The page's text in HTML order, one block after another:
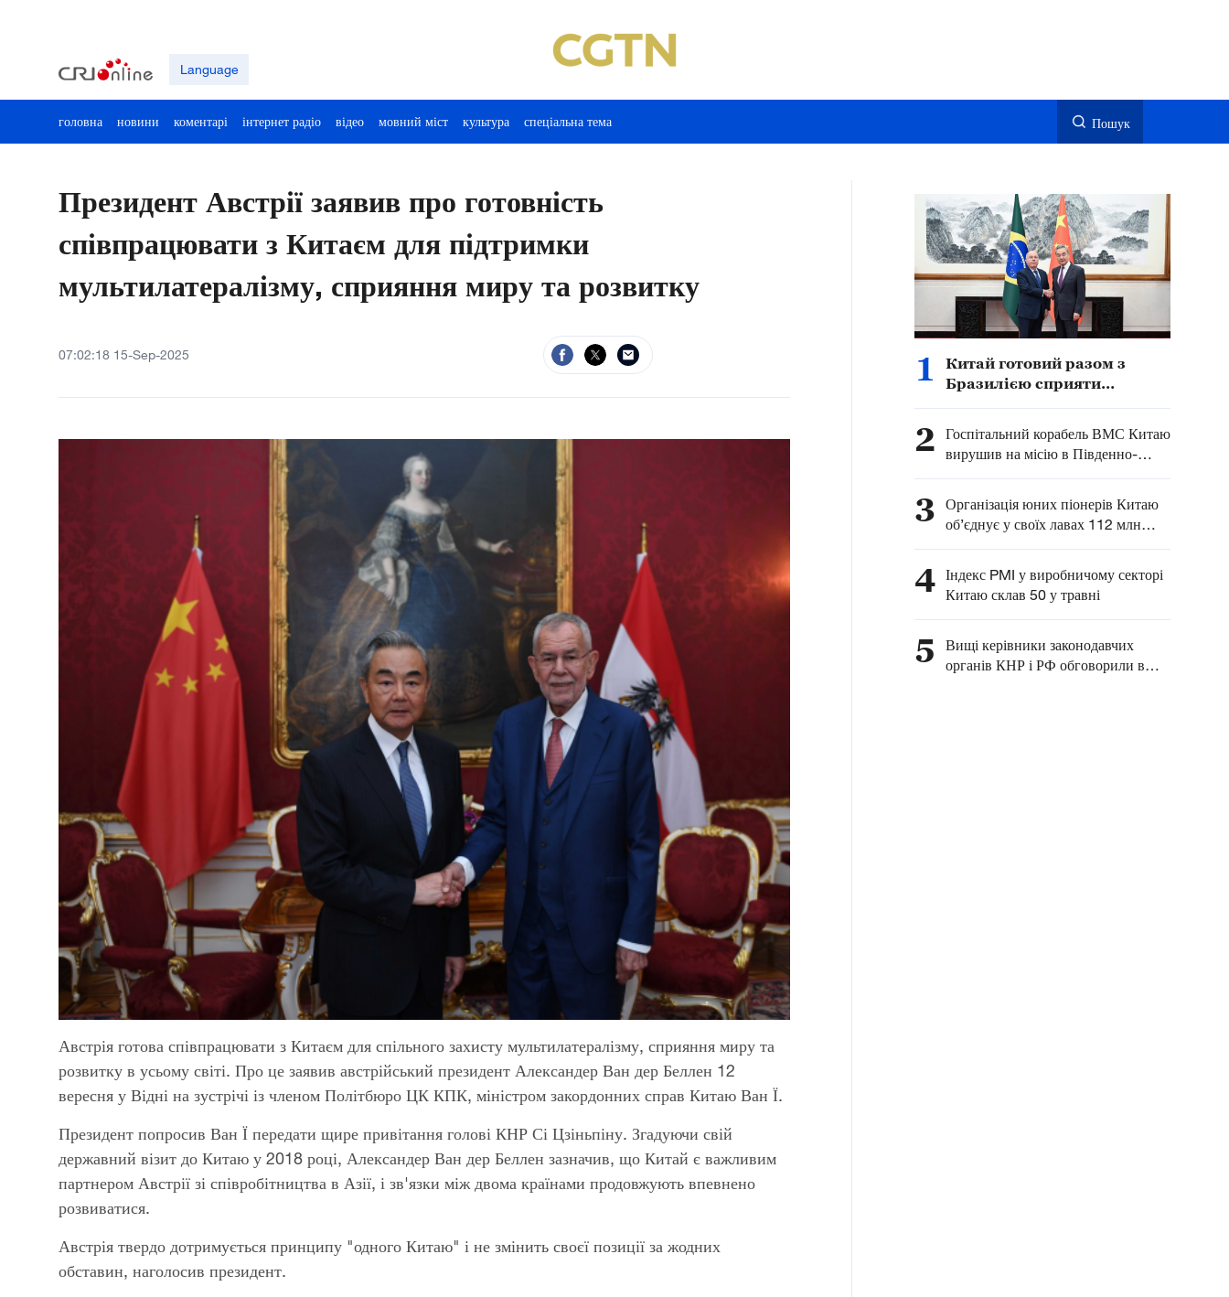
Language
головна новини коментарі інтернет радіо відео мовний міст культура спеціальна тема Пошук
Президент Австрії заявив про готовність
співпрацювати з Китаєм для підтримки
мультилатералізму, сприяння миру та розвитку
07:02:18 15-Sep-2025
Австрія готова співпрацювати з Китаєм для спільного захисту мультилатералізму, сприяння миру та
розвитку в усьому світі. Про це заявив австрійський президент Александер Ван дер Беллен 12
вересня у Відні на зустрічі із членом Політбюро ЦК КПК, міністром закордонних справ Китаю Ван Ї.
Президент попросив Ван Ї передати щире привітання голові КНР Сі Цзіньпіну. Згадуючи свій
державний візит до Китаю у 2018 році, Александер Ван дер Беллен зазначив, що Китай є важливим
партнером Австрії зі співробітництва в Азії, і зв'язки між двома країнами продовжують впевнено
розвиватися.
Австрія твердо дотримується принципу "одного Китаю" і не змінить своєї позиції за жодних
обставин, наголосив президент.
1
Китай готовий разом з
Бразилією сприяти
співробітництва між
Китаєм та Латинською
Америкою — глава МЗС
КНР
2 Госпітальний корабель ВМС Китаю
вирушив на місію в Південно-
Китайське море
3 Організація юних піонерів Китаю
об’єднує у своїх лавах 112 млн
китайських дітей
4 Індекс PMI у виробничому секторі
Китаю склав 50 у травні
5
Вищі керівники законодавчих
органів КНР і РФ обговорили в